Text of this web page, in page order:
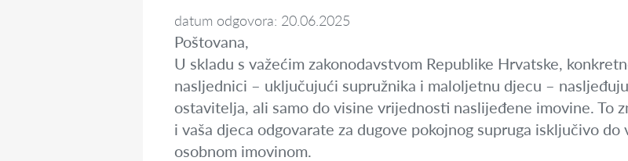
datum odgovora: 20.06.2025
Poštovana,
U skladu s važećim zakonodavstvom Republike Hrvatske,
nasljednici – uključujući supružnika i maloljetnu djecu –
ostavitelja, ali samo do visine vrijednosti naslijeđene imovine. To
i vaša djeca odgovarate za dugove pokojnog supruga isključivo
osobnom imovinom.